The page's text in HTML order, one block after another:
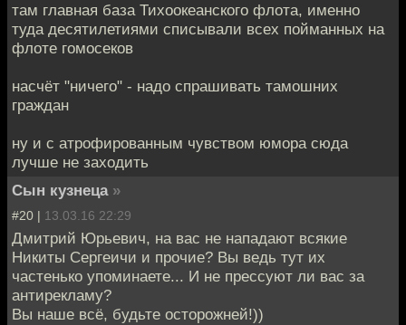
там главная база Тихоокеанского флота, именно
туда десятилетиями списывали всех пойманных на
флоте гомосеков
насчёт "ничего" - надо спрашивать тамошних
граждан
ну и с атрофированным чувством юмора сюда
лучше не заходить
Сын кузнеца »
#20 | 13.03.16 22:29
Дмитрий Юрьевич, на вас не нападают всякие
Никиты Сергеичи и прочие? Вы ведь тут их
частенько упоминаете... И не прессуют ли вас за
антирекламу?
Вы наше всё, будьте осторожней!))